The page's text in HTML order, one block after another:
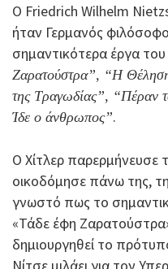
Ο Friedrich Wilhelm
ήταν Γερμανός
σημαντικότερα έργα
Ζαρατούστρα”, “Η
της Τραγωδίας”, “Πέραν
Ίδε ο άνθρωπος”.
Ο Χίτλερ παρερμήνευσε
οικοδόμησε πάνω της,
γνωστό πως το
«Τάδε έφη
δημιουργηθεί το
Νίτσε μιλάει για τον